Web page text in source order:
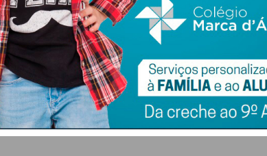
AGRIVAL 2026
arranca em Penafiel
com recinto
renovado e presença
do Ministro da
Agricultura
7 DE AGOSTO 2026
FC Penafiel SAD cria
equipa Sub-23 que
vai ser liderada por
Pedro Barroso
7 DE AGOSTO 2026